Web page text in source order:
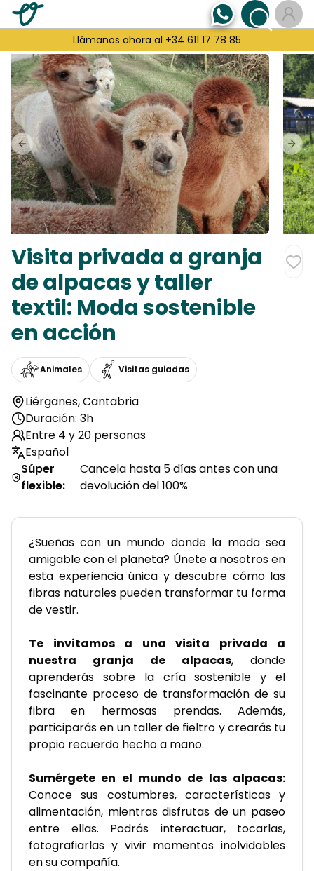
Llámanos ahora al +34 611 17 78 85
Previous slide
Visita privada a granja
de alpacas y taller
textil: Moda sostenible
en acción
Animales Visitas guiadas
Liérganes,Cantabria
Duración: 3h
Entre 4 y 20 personas
Español
Súper
flexible:
Cancela hasta 5 días antes con una
devolución del 100%
¿Sueñas con un mundo donde la moda sea
amigable con el planeta? Únete a nosotros en
esta experiencia única y descubre cómo las
fibras naturales pueden transformar tu forma
de vestir.
Te invitamos a una visita privada a
nuestra granja de alpacas, donde
aprenderás sobre la cría sostenible y el
fascinante proceso de transformación de su
fibra en hermosas prendas. Además,
participarás en un taller de fieltro y crearás tu
propio recuerdo hecho a mano.
Sumérgete en el mundo de las alpacas:
Conoce sus costumbres, características y
alimentación, mientras disfrutas de un paseo
entre ellas. Podrás interactuar, tocarlas,
fotografiarlas y vivir momentos inolvidables
en su compañía.